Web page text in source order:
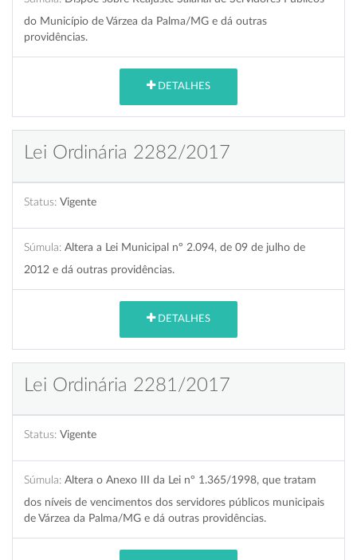
do Município de Várzea da Palma/MG e dá outras
providências.
DETALHES
Lei Ordinária 2282/2017
Status: Vigente
Súmula: Altera a Lei Municipal nº 2.094, de 09 de julho de
2012 e dá outras providências.
DETALHES
Lei Ordinária 2281/2017
Status: Vigente
Súmula: Altera o Anexo III da Lei nº 1.365/1998, que tratam
dos níveis de vencimentos dos servidores públicos municipais
de Várzea da Palma/MG e dá outras providências.